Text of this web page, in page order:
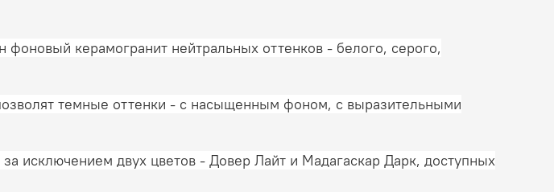
керамогранит нейтральных оттенков - белого, серого,
темные оттенки - с насыщенным фоном, с выразительными
исключением двух цветов - Довер Лайт и Мадагаскар Дарк, доступных